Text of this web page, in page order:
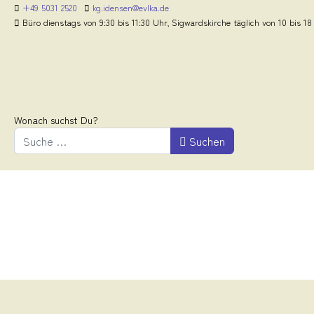
+49 5031 2520
kg.idensen@evlka.de
Büro dienstags von 9:30 bis 11:30 Uhr, Sigwardskirche täglich von 10 bis
Wonach suchst Du?
Suchen